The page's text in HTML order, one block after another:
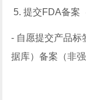
5. 提交FDA备案
- 自愿提交产品标
据库）备案（非